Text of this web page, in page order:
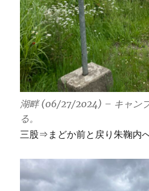
湖畔 (06/27/2024) – キャン
る。
三股⇒まどか前と戻り朱鞠内へ